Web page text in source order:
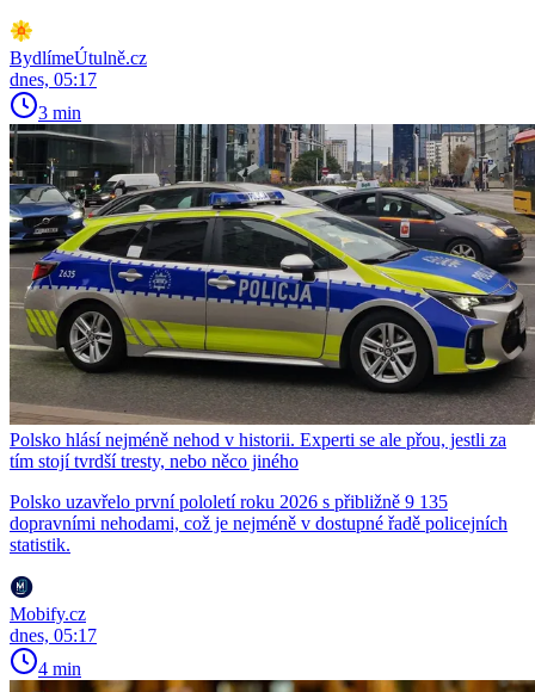
BydlímeÚtulně.cz
dnes, 05:17
3 min
Polsko hlásí nejméně nehod v historii. Experti se ale přou, jestli za
tím stojí tvrdší tresty, nebo něco jiného
Polsko uzavřelo první pololetí roku 2026 s přibližně 9 135
dopravními nehodami, což je nejméně v dostupné řadě policejních
statistik.
Mobify.cz
dnes, 05:17
4 min